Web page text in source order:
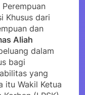
Khusus dari
dan
Aliah
dalam
bagi
yang
itu Wakil Ketua